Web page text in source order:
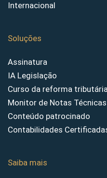
Internacional
Soluções
Assinatura
IA Legislação
Curso da reforma
Monitor de Notas Técnicas
Conteúdo patrocinado
Contabilidades
Saiba mais